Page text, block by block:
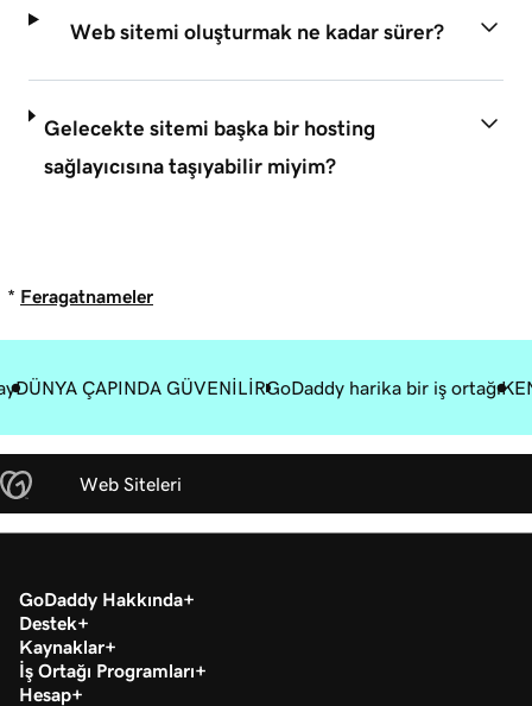
Web sitemi oluşturmak ne kadar sürer?
Gelecekte sitemi başka bir hosting
sağlayıcısına taşıyabilir miyim?
* Feragatnameler
DÜNYA ÇAPINDA GÜVENİLİRGoDaddy harika bir iş ortağı
Web Siteleri
GoDaddy Hakkında
Destek
Kaynaklar
İş Ortağı Programları
Hesap